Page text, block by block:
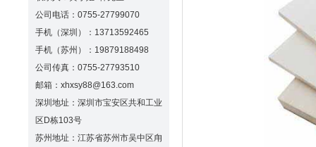
公司电话：0755-27799070
手机（深圳）：13713592465
手机（苏州）：19879188498
公司传真：0755-27793510
邮箱：xhxsy88@163.com
深圳地址：深圳市宝安区共和工业
区D栋103号
苏州地址：江苏省苏州市吴中区甪